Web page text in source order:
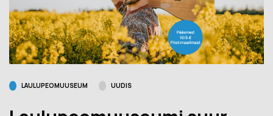
LAULUPEOMUUSEUM UUDIS